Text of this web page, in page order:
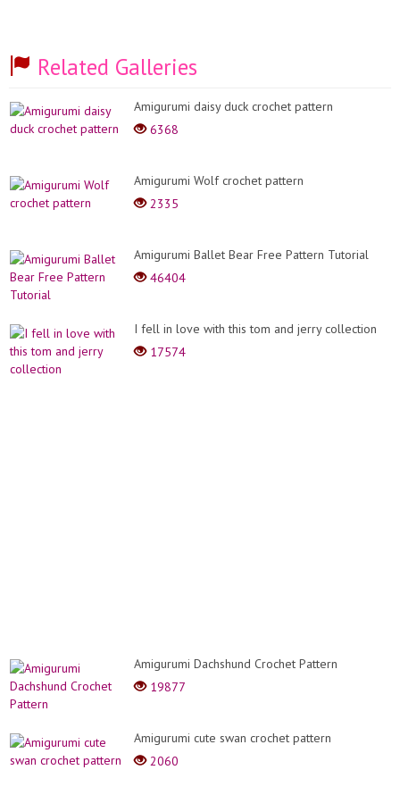
Related Galleries
Amigurumi daisy duck crochet pattern
6368
Amigurumi Wolf crochet pattern
2335
Amigurumi Ballet Bear Free Pattern Tutorial
46404
I fell in love with this tom and jerry collection
17574
Amigurumi Dachshund Crochet Pattern
19877
Amigurumi cute swan crochet pattern
2060